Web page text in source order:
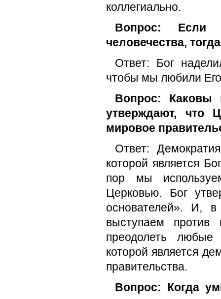
коллегиально.
Вопрос: Если
человечества,
Ответ: Бог
чтобы мы любили
Вопрос: Каковы
утверждают, что
мировое
Ответ:
которой является
пор мы
Церковью. Бог
основателей». И,
выступаем против
преодолеть любые
которой является
правительства.
Вопрос: Когда